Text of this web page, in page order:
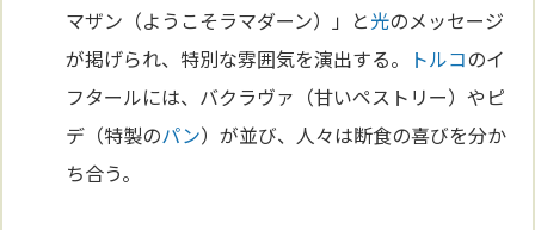
マザン（ようこそラマダーン）」と光のメッセージ
が掲げられ、特別な雰囲気を演出する。
トルコのイ
フタールには、バクラヴァ（甘いペストリー）やピ
デ（特製のパン）が並び、人々は断食の喜びを分か
ち合う。